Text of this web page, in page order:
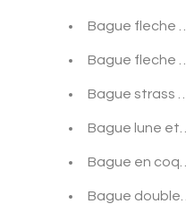
Bague fleche
Bague fleche
Bague strass
Bague lune et
Bague en
Bague double